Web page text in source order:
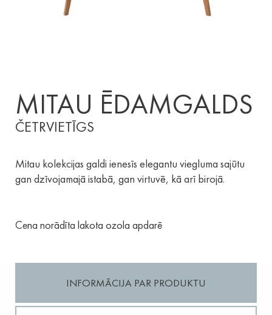
MITAU ĒDAMGALDS
ČETRVIETĪGS
Mitau kolekcijas galdi ienesīs elegantu viegluma sajūtu
gan dzīvojamajā istabā, gan virtuvē, kā arī birojā.
Cena norādīta lakota ozola apdarē
INFORMĀCIJA PAR PRODUKTU